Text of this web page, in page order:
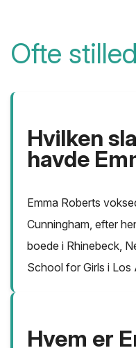
Ofte
Hvilken
havde
Emma Roberts
Cunningham, efter
boede i Rhinebeck,
School for Girls i Los
Hvem er